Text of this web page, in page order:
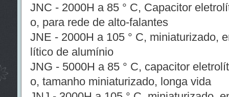
JNC - 2000H a 85 ° C, Capacitor
o, para rede de alto-falantes
JNE - 2000H a 105 ° C, miniaturizado,
lítico de alumínio
JNG - 5000H a 85 ° C, capacitor
o, tamanho miniaturizado, longa vida